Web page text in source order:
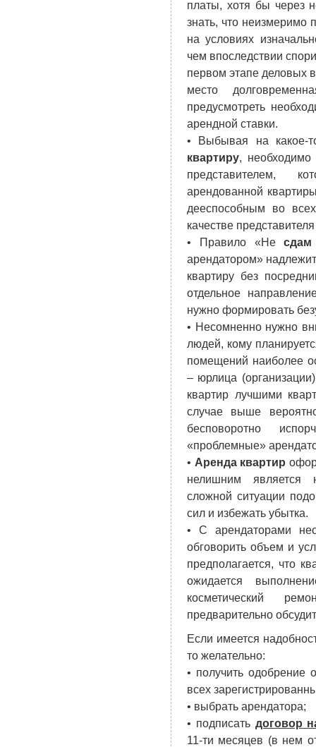
платы, хотя бы через
знать, что неизмеримо
на условиях
чем впоследствии
первом этапе деловых
место
предусмотреть
арендной ставки.
• Выбывая на
квартиру, необходимо
представителем,
арендованной
дееспособным во
качестве
• Правило «Несдам
арендатором»
квартиру без
отдельное
нужно формировать
• Несомненно нужно
людей, кому
помещений наиболее
– юрлица
квартир лучшими
случае выше
бесповоротно
«проблемные»
• Аренда квартир
нелишним является
сложной ситуации
сил и избежать убытка.
• С арендаторами
обговорить объем и
предполагается, что
ожидается
косметический
предварительно
Если имеется
то желательно:
• получить одобрение
всех
• выбрать арендатора;
• подписать договор
11-ти месяцев (в нем